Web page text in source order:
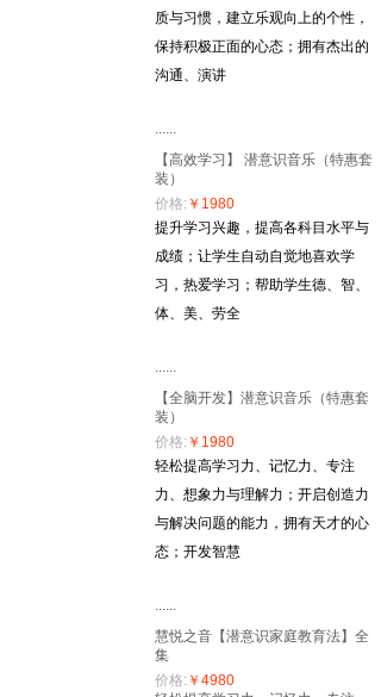
质与习惯，建立乐观向上的个性，
保持积极正面的心态；拥有杰出的
沟通、演讲
......
【高效学习】 潜意识音乐（特惠套
装）
价格: ￥1980
提升学习兴趣，提高各科目水平与
成绩；让学生自动自觉地喜欢学
习，热爱学习；帮助学生德、智、
体、美、劳全
......
【全脑开发】潜意识音乐（特惠套
装）
价格: ￥1980
轻松提高学习力、记忆力、专注
力、想象力与理解力；开启创造力
与解决问题的能力，拥有天才的心
态；开发智慧
......
慧悦之音【潜意识家庭教育法】全
集
价格: ￥4980